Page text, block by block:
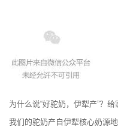
为什么说“好驼奶，伊犁产”？
我们的驼奶产自伊犁核心奶源